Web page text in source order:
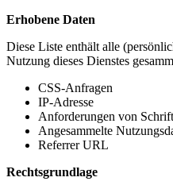
Erhobene Daten
Diese Liste enthält alle
Nutzung dieses Dienstes
CSS-Anfragen
IP-Adresse
Anforderungen von
Angesammelte
Referrer URL
Rechtsgrundlage